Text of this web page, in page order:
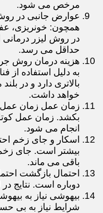
مرخص می شود.
عوارض جانبی در
همچون: خونریزی،
در روش لیزر
حداقل می رسد.
هزینه درمان روش
به دلیل استفاده از
بالاتری دارد و در
خواهد داشت.
زمان عمل زمان
بکشد. زمان عمل
انجام می شود.
اسکار و جای زخم
بیشتر است. جای
باقی می ماند.
احتمال بازگشت
دوباره است. نتایج
بیهوشی نیاز به
شرایط نیاز به بی